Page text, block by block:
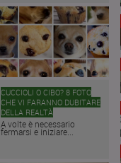
CUCCIOLI O CIBO? 8 FOTO
CHE VI FARANNO DUBITARE
DELLA REALTÀ
A volte è necessario
fermarsi e iniziare...